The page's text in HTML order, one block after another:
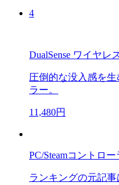
4
DualSense ワイヤレ
圧倒的な没入感を
ラー。
11,480円
PC/Steamコントロ
ランキングの元記